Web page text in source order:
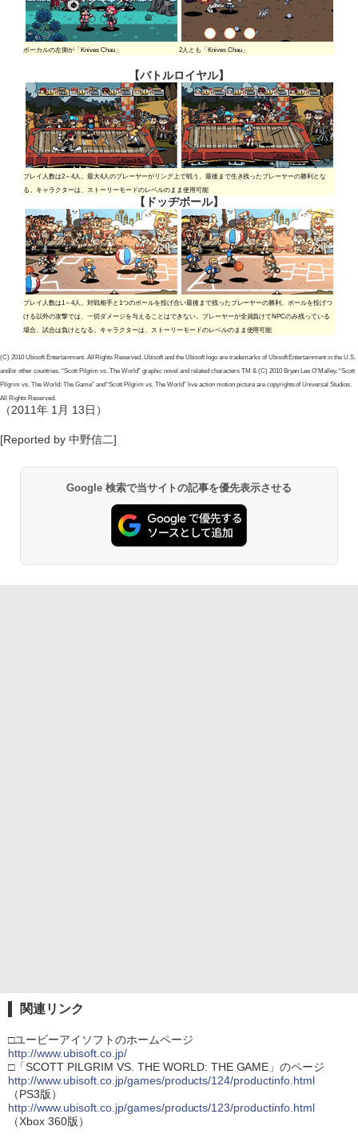
ボーカルの左側が「Knives Chau」 2人とも「Knives Chau」
【バトルロイヤル】
プレイ人数は2～4人。最大4人のプレーヤーがリング上で戦う。最後まで生き残ったプレーヤーの勝利とな
る。キャラクターは、ストーリーモードのレベルのまま使用可能
【ドッヂボール】
プレイ人数は1～4人。対戦相手と1つのボールを投げ合い最後まで残ったプレーヤーの勝利。ボールを投げつ
ける以外の攻撃では、一切ダメージを与えることはできない。プレーヤーが全員負けてNPCのみ残っている
場合、試合は負けとなる。キャラクターは、ストーリーモードのレベルのまま使用可能
(C) 2010 Ubisoft Entertainment. All Rights Reserved. Ubisoft and the Ubisoft logo are trademarks of Ubisoft Entertainment in the U.S.
and/or other countries. “Scott Pilgrim vs. The World” graphic novel and related characters TM & (C) 2010 Bryan Lee O’Malley. “Scott
Pilgrim vs. The World: The Game” and “Scott Pilgrim vs. The World” live action motion picture are copyrights of Universal Studios.
All Rights Reserved.
（2011年 1月 13日）
[Reported by 中野信二]
Google 検索で当サイトの記事を優先表示させる
関連リンク
□ユービーアイソフトのホームページ
http://www.ubisoft.co.jp/
□「SCOTT PILGRIM VS. THE WORLD: THE GAME」のページ
http://www.ubisoft.co.jp/games/products/124/productinfo.html
（PS3版）
http://www.ubisoft.co.jp/games/products/123/productinfo.html
（Xbox 360版）